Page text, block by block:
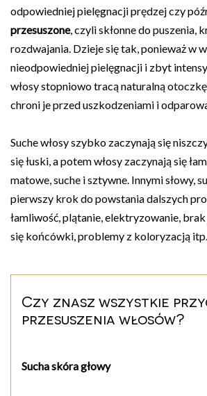
odpowiedniej pielęgnacji prędzej czy
przesuszone, czyli skłonne do puszenia,
rozdwajania. Dzieje się tak, ponieważ w
nieodpowiedniej pielęgnacji i zbyt
włosy stopniowo tracą naturalną
chroni je przed uszkodzeniami i
Suche włosy szybko zaczynają się
się łuski, a potem włosy zaczynają się
matowe, suche i sztywne. Innymi słowy,
pierwszy krok do powstania dalszych
łamliwość, plątanie, elektryzowanie,
się końcówki, problemy z koloryzacją itp.
Czy znasz wszystkie
przesuszenia włosów?
Sucha skóra głowy